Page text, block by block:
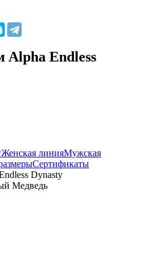
Endless
Женская линияМужская
Сертификаты
Dynasty
Медведь